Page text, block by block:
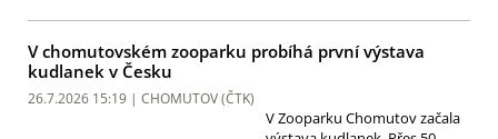
V chomutovském zooparku probíhá první výstava
kudlanek v Česku
26.7.2026 15:19 | CHOMUTOV (ČTK)
V Zooparku Chomutov začala